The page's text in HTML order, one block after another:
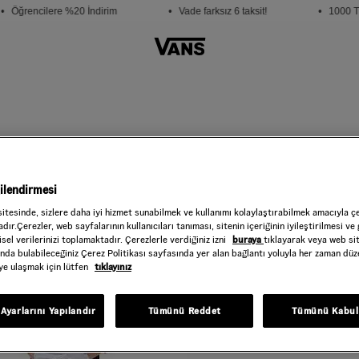
• Öğrencilere %20 İndirim • Vade farksız 6 taksit! • 1000
indirim
sizlere daha iyi hizmet sunabilmek ve kullanımı kolaylaştırabilmek amacıyla
web sayfalarının kullanıcıları tanıması, sitenin içeriğinin iyileştirilmesi
verilerinizi toplamaktadır. Çerezlerle verdiğiniz izni
buraya tıklayarak veya web
bulabileceğiniz Çerez Politikası sayfasında yer alan bağlantı yoluyla her zaman
ulaşmak için lütfen tıklayınız
Tümünü Reddet Tümünü
Yapılandır